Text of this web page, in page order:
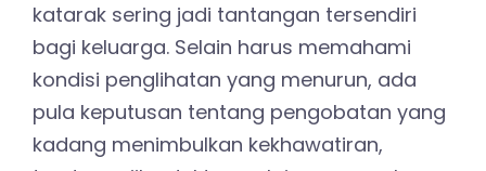
katarak sering jadi tantangan tersendiri
bagi keluarga. Selain harus memahami
kondisi penglihatan yang menurun, ada
pula keputusan tentang pengobatan yang
kadang menimbulkan kekhawatiran,